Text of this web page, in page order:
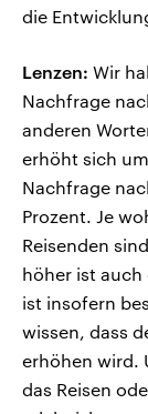
die
Lenzen: Wir
Nachfrage
anderen
erhöht sich
Nachfrage
Prozent. Je
Reisenden
höher ist
ist insofern
wissen, dass
erhöhen wird.
das Reisen